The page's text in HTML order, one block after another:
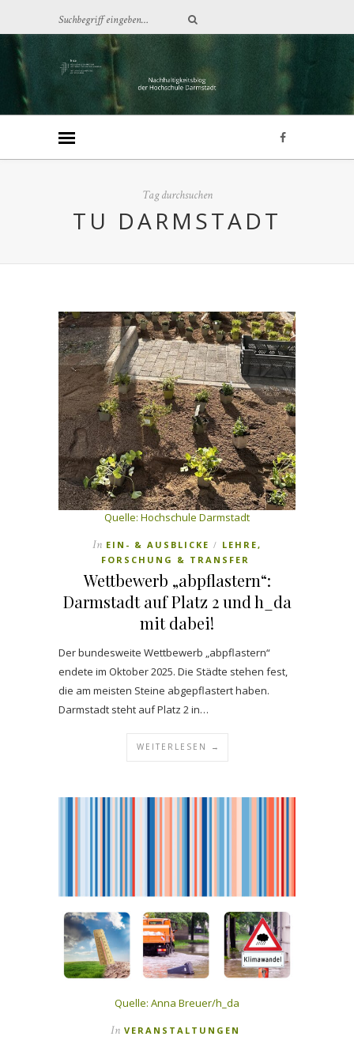
Tag durchsuchen
TU DARMSTADT
Quelle: Hochschule Darmstadt
In EIN- & AUSBLICKE / LEHRE,
FORSCHUNG & TRANSFER
Wettbewerb „abpflastern“:
Darmstadt auf Platz 2 und h_da
mit dabei!
Der bundesweite Wettbewerb „abpflastern“
endete im Oktober 2025. Die Städte stehen fest,
die am meisten Steine abgepflastert haben.
Darmstadt steht auf Platz 2 in…
WEITERLESEN →
Quelle: Anna Breuer/h_da
In VERANSTALTUNGEN